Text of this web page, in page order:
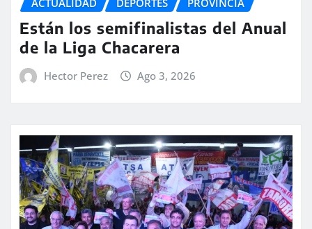
Están los semifinalistas del Anual
de la Liga Chacarera
Hector Perez Ago 3, 2026